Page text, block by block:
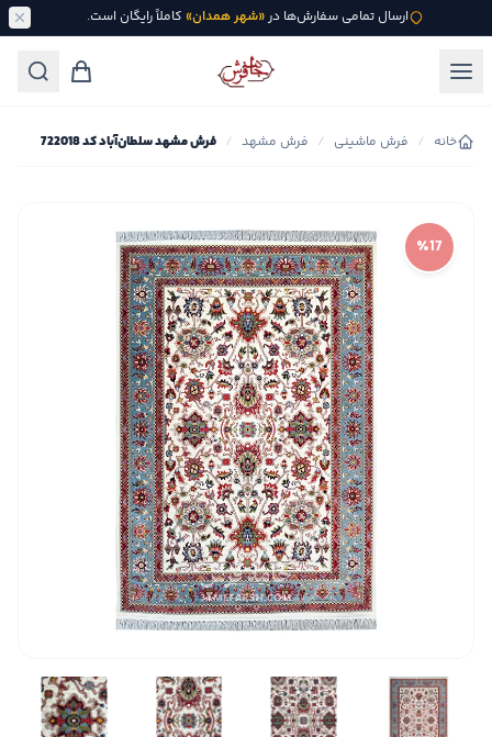
ارسال تمامی سفارش‌ها در«شهر همدان» کاملاً رایگان است.
خانه / فرش ماشینی / فرش مشهد / فرش مشهد سلطان‌آباد کد 722018
٪17